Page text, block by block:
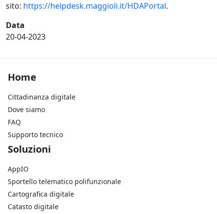
sito: https://helpdesk.maggioli.it/HDAPortal.
Data
20-04-2023
Footer Home
Home
Cittadinanza digitale
Dove siamo
FAQ
Supporto tecnico
Footer Soluzioni
Soluzioni
AppIO
Sportello telematico polifunzionale
Cartografica digitale
Catasto digitale